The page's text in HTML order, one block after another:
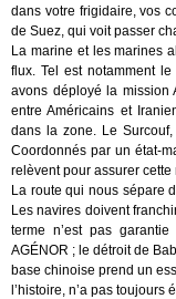
dans votre frigidaire, vos
de Suez, qui voit passer
La marine et les marines
flux. Tel est notamment
avons déployé la mission
entre Américains et
dans la zone. Le
Coordonnés par un état-
relèvent pour assurer cette
La route qui nous sépare
Les navires doivent
terme n’est pas
AGÉNOR ; le détroit de
base chinoise prend un
l’histoire, n’a pas